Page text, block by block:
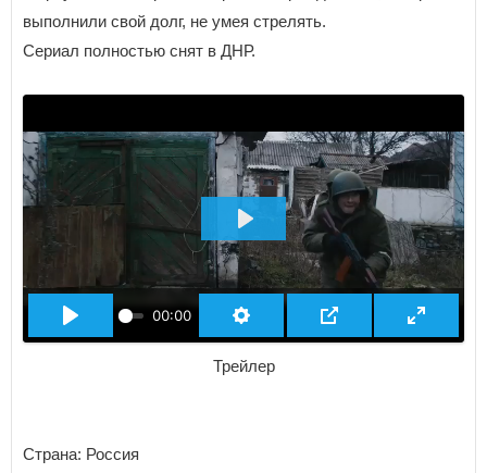
выполнили свой долг, не умея стрелять.
Сериал полностью снят в ДНР.
00:00
ВОСПРОИЗВЕСТИ
Трейлер
Страна: Россия